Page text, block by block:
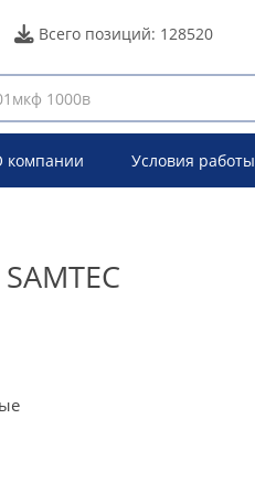
Всего позиций: 128520
компании Условия работы